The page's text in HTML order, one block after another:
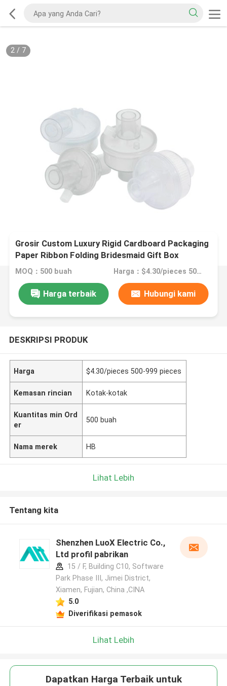
2/ 7
Grosir Custom Luxury Rigid Cardboard Packaging
Paper Ribbon Folding Bridesmaid Gift Box
MOQ：500 buah Harga：$4.30/pieces 500-999 pieces
Harga terbaik Hubungi kami
DESKRIPSI PRODUK
Harga $4.30/pieces 500-999 pieces
Kemasan rincian Kotak-kotak
Kuantitas min Ord
er
500 buah
Nama merek HB
Lihat Lebih
Tentang kita
Shenzhen LuoX Electric Co.,
Ltd profil pabrikan
15 / F, Building C10, Software
Park Phase III, Jimei District,
Xiamen, Fujian, China ,CINA
5.0
Diverifikasi pemasok
Lihat Lebih
Dapatkan Harga Terbaik untuk